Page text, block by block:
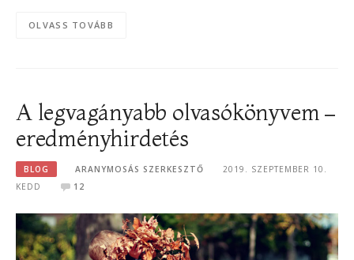
OLVASS TOVÁBB
A legvagányabb olvasókönyvem –
eredményhirdetés
BLOG ARANYMOSÁS SZERKESZTŐ
2019. SZEPTEMBER 10.
KEDD
12